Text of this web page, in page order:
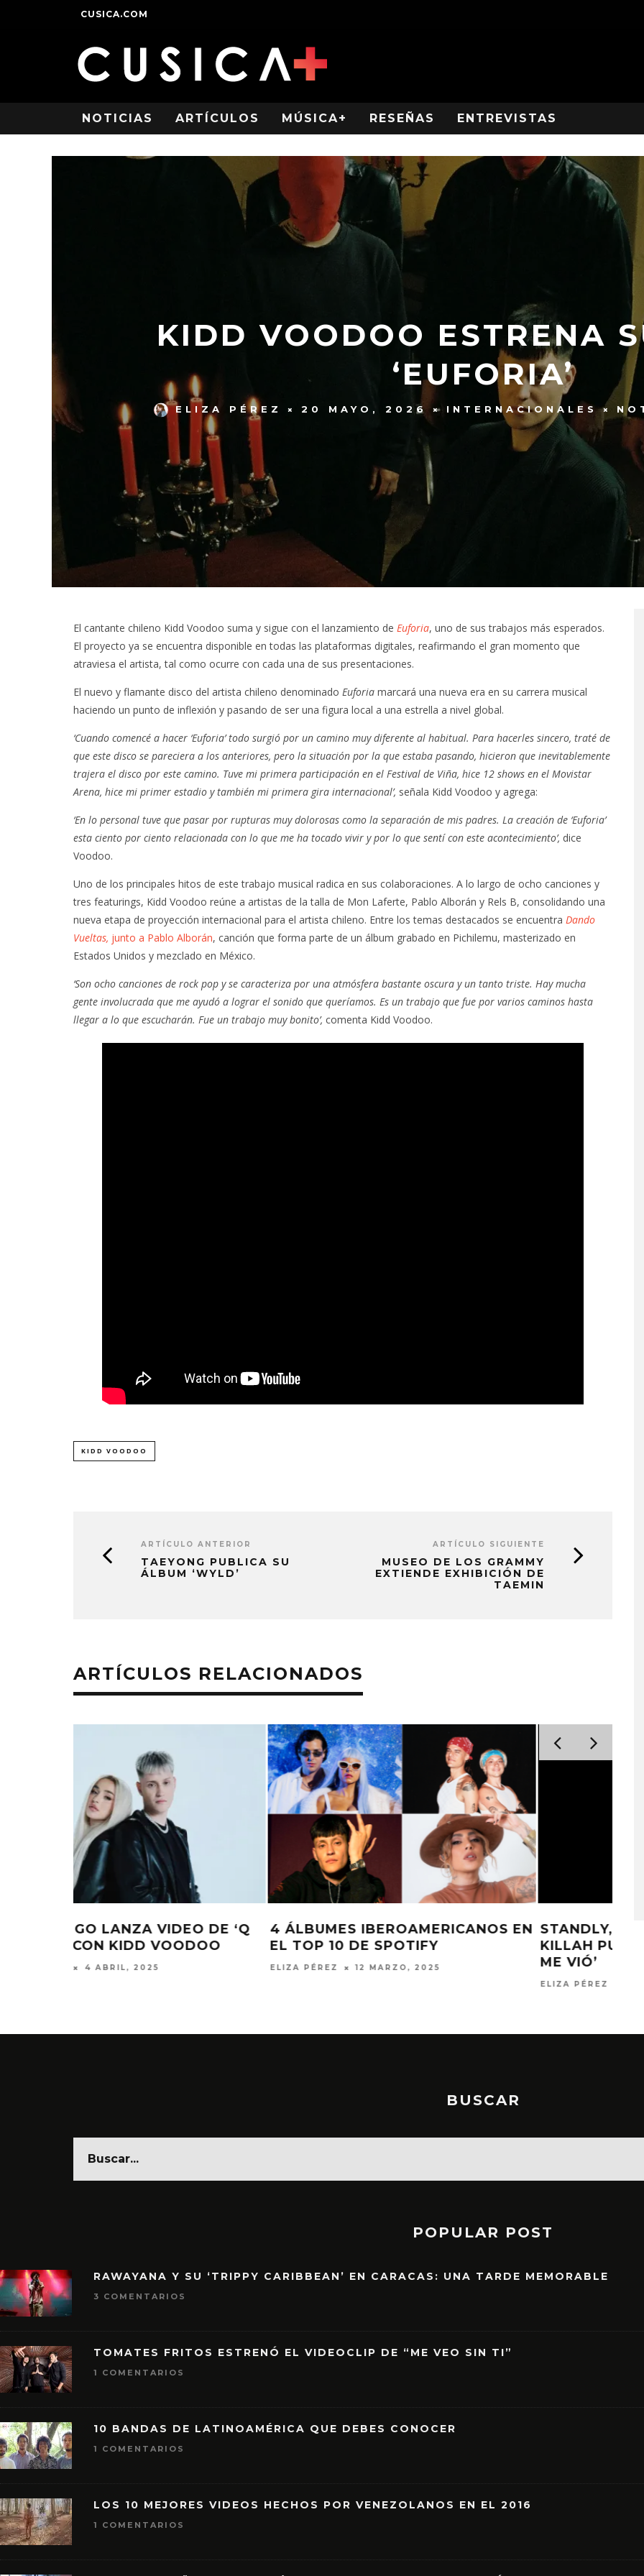
CUSICA.COM
NOTICIAS ARTÍCULOS MÚSICA+ RESEÑAS ENTREVISTAS
KIDD VOODOO ESTRENA
‘EUFORIA’
ELIZA PÉREZ 20 MAYO, 2026 INTERNACIONALES
El cantante chileno Kidd Voodoo suma y sigue con el lanzamiento de Euforia, uno de sus trabajos más esperados.
El proyecto ya se encuentra disponible en todas las plataformas digitales, reafirmando el gran momento que
atraviesa el artista, tal como ocurre con cada una de sus presentaciones.
El nuevo y flamante disco del artista chileno denominado Euforia marcará una nueva era en su carrera musical
haciendo un punto de inflexión y pasando de ser una figura local a una estrella a nivel global.
‘Cuando comencé a hacer ‘Euforia’ todo surgió por un camino muy diferente al habitual. Para hacerles sincero, traté de
que este disco se pareciera a los anteriores, pero la situación por la que estaba pasando, hicieron que inevitablemente
trajera el disco por este camino. Tuve mi primera participación en el Festival de Viña, hice 12 shows en el Movistar
Arena, hice mi primer estadio y también mi primera gira internacional’, señala Kidd Voodoo y agrega:
‘En lo personal tuve que pasar por rupturas muy dolorosas como la separación de mis padres. La creación de ‘Euforia’
esta ciento por ciento relacionada con lo que me ha tocado vivir y por lo que sentí con este acontecimiento’, dice
Voodoo.
Uno de los principales hitos de este trabajo musical radica en sus colaboraciones. A lo largo de ocho canciones y
tres featurings, Kidd Voodoo reúne a artistas de la talla de Mon Laferte, Pablo Alborán y Rels B, consolidando una
nueva etapa de proyección internacional para el artista chileno. Entre los temas destacados se encuentra Dando
Vueltas, junto a Pablo Alborán, canción que forma parte de un álbum grabado en Pichilemu, masterizado en
Estados Unidos y mezclado en México.
‘Son ocho canciones de rock pop y se caracteriza por una atmósfera bastante oscura y un tanto triste. Hay mucha
gente involucrada que me ayudó a lograr el sonido que queríamos. Es un trabajo que fue por varios caminos hasta
llegar a lo que escucharán. Fue un trabajo muy bonito’, comenta Kidd Voodoo.
KIDD VOODOO
ARTÍCULO ANTERIOR
TAEYONG PUBLICA SU
ÁLBUM ‘WYLD’
ARTÍCULO SIGUIENTE
MUSEO DE LOS GRAMMY
EXTIENDE EXHIBICIÓN DE
TAEMIN
ARTÍCULOS RELACIONADOS
4 ÁLBUMES IBEROAMERICANOS EN
EL TOP 10 DE SPOTIFY
ELIZA PÉREZ
STANDLY, KIDD VOODOO Y LIT
KILLAH PUBLICAN ‘CUANDO ELLA
ME VIÓ’
KISS OF LIFE LANZA EL
SENCILLO ‘SWEAT’
4 AGOSTO, 2026
CHANGING PLACES IN THE
FIRE LANZA ‘A CASE
AGAINST THE WORLD’
5 AGOSTO, 2026
OZUNA Y OMAR COURTZ
ENCIENDEN EL VERANO CON
‘ZIZI’
5 AGOSTO, 2026
BUSCAR
POPULAR POST
RAWAYANA Y SU ‘TRIPPY CARIBBEAN’ EN CARACAS: UNA TARDE MEMORABLE
3 COMENTARIOS
TOMATES FRITOS ESTRENÓ EL VIDEOCLIP DE “ME VEO SIN TI”
1 COMENTARIOS
10 BANDAS DE LATINOAMÉRICA QUE DEBES CONOCER
1 COMENTARIOS
LOS 10 MEJORES VIDEOS HECHOS POR VENEZOLANOS EN EL 2016
1 COMENTARIOS